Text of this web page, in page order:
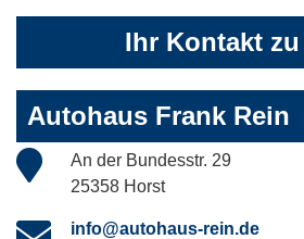
Ihr Kontakt
Autohaus Frank Rein
An der Bundesstr. 29
25358 Horst
info@autohaus-rein.de